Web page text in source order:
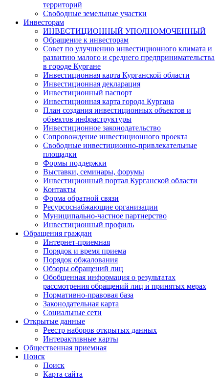
территорий
Свободные земельные участки
Инвесторам
ИНВЕСТИЦИОННЫЙ УПОЛНОМОЧЕННЫЙ
Обращение к инвесторам
Совет по улучшению инвестиционного климата и
развитию малого и среднего предпринимательства
в городе Кургане
Инвестиционная карта Курганской области
Инвестиционная декларация
Инвестиционный паспорт
Инвестиционная карта города Кургана
План создания инвестиционных объектов и
объектов инфраструктуры
Инвестиционное законодательство
Сопровождение инвестиционного проекта
Свободные инвестиционно-привлекательные
площадки
Формы поддержки
Выставки, семинары, форумы
Инвестиционный портал Курганской области
Контакты
Форма обратной связи
Ресурсоснабжающие организации
Муниципально-частное партнерство
Инвестиционный профиль
Обращения граждан
Интернет-приемная
Порядок и время приема
Порядок обжалования
Обзоры обращений лиц
Обобщенная информация о результатах
рассмотрения обращений лиц и принятых мерах
Нормативно-правовая база
Законодательная карта
Социальные сети
Открытые данные
Реестр наборов открытых данных
Интерактивные карты
Общественная приемная
Поиск
Поиск
Карта сайта